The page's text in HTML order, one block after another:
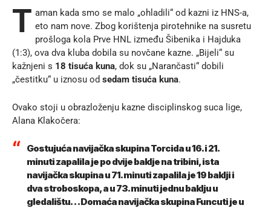
T aman kada smo se malo „ohladili“ od kazni iz HNS-a,
eto nam nove. Zbog korištenja pirotehnike na susretu
prošloga kola Prve HNL između Šibenika i Hajduka
(1:3), ova dva kluba dobila su novčane kazne. „Bijeli“ su
kažnjeni s 18 tisuća kuna, dok su „Narančasti“ dobili
„čestitku“ u iznosu od sedam tisuća kuna.
Ovako stoji u obrazloženju kazne disciplinskog suca lige,
Alana Klakočera:
Gostujuća navijačka skupina Torcida u 16. i 21.
minuti zapalila je po dvije baklje na tribini, ista
navijačka skupina u 71. minuti zapalila je 19 baklji i
dva stroboskopa, a u 73. minuti jednu baklju u
gledalištu… Domaća navijačka skupina Funcuti je u